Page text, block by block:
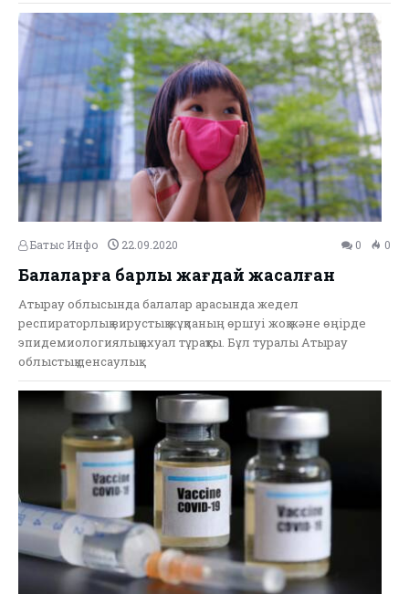
Батыс Инфо 22.09.2020 0 0
Балаларға барлық жағдай жасалған
Атырау облысында балалар арасында жедел
респираторлық вирустық жұқпаның өршуі жоқ және өңірде
эпидемиологиялық ахуал тұрақты. Бұл туралы Атырау
облыстық денсаулық…